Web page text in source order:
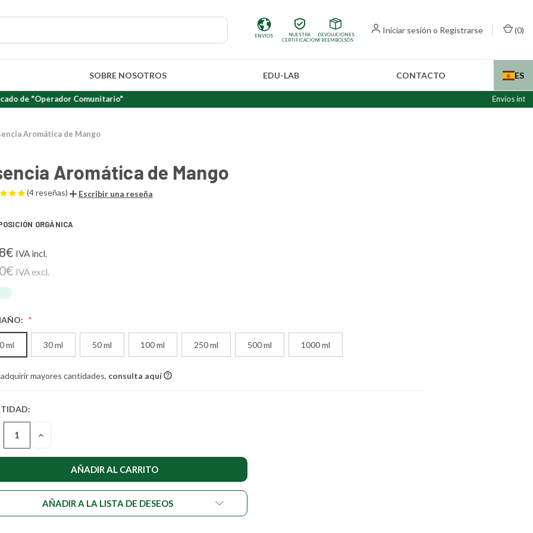
ENVIOS
NUESTRA
CERTIFICACION
DEVOLUCIONES
Y REEMBOLSOS
Iniciar sesión o Registrarse (0)
SOBRE NOSOTROS EDU-LAB CONTACTO ES
Comunitario" Envíos
Aromática de Mango
Aromática de Mango
(4 reseñas) Escribir una reseña
ORGÁNICA
IVA incl.
IVA excl.
ml 30 ml 50 ml 100 ml 250 ml 500 ml 1000 ml
adquirir mayores cantidades, consulta aquí
DE
AUMENTAR
DE
UNDEFINED
AÑADIR A LA LISTA DE DESEOS